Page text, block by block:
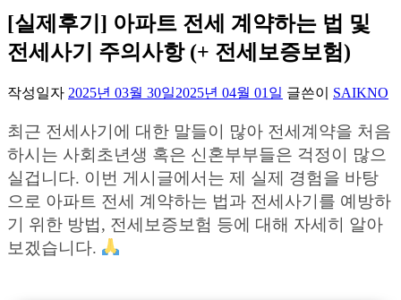
[실제후기] 아파트 전세 계약하는 법 및
전세사기 주의사항 (+ 전세보증보험)
작성일자 2025년 03월 30일2025년 04월 01일 글쓴이 SAIKNO
최근 전세사기에 대한 말들이 많아 전세계약을 처음
하시는 사회초년생 혹은 신혼부부들은 걱정이 많으
실겁니다. 이번 게시글에서는 제 실제 경험을 바탕
으로 아파트 전세 계약하는 법과 전세사기를 예방하
기 위한 방법, 전세보증보험 등에 대해 자세히 알아
보겠습니다.